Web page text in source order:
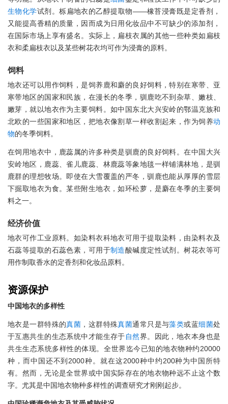
生物化学试剂。栎扁地衣的乙醇提取物——橡苔浸膏既是定香剂，
又能提高香精的质量，因而成为日用化妆品中不可缺少的添加剂，
在国际市场上享有盛名。实际上，扁枝衣属的其他一些种类如扁枝
衣和柔扁枝衣以及某些树花衣均可作为浸膏的原料。
饲料
地衣还可以用作饲料，是饲养鹿和麝的良好饲料，特别在寒带、亚
寒带地区的国家和民族，在漫长的冬季，驯鹿吃不到杂草、嫩枝、
嫩芽，就以地衣作为主要饲料。如中国东北大兴安岭的鄂温克族和
北欧的一些国家和地区，把地衣像割草一样收割起来，作为饲养动
物的冬季饲料。
在饲用地衣中，鹿蕊属的许多种类是驯鹿的良好饲料。在中国大兴
安岭地区，鹿蕊、雀儿鹿蕊、林鹿蕊等象地毯一样铺满林地，是驯
鹿群的理想牧场。即使在大雪覆盖的严冬，驯鹿也能从厚厚的雪层
下掘取地衣为食。某些附生地衣，如环松萝，是麝在冬季的主要饲
料之一。
经济价值
地衣可作工业原料。如染料衣科地衣可用于提取染料，由染料衣及
石蕊等提取的石蕊色素，可用于制造酸碱度定性试剂。树花衣等可
用作制取香水的定香剂和化妆品原料。
资源保护
中国地衣的多样性
地衣是一群特殊的真菌 ，这群特殊真菌通常只是与藻类或蓝细菌处
于互惠共生的生态系统中才能生存于自然界。因此，地衣本身也是
共生生态系统多样性的体现。全世界迄今已知的地衣物种约20000
种，而中国还不到2000种。就在这2000种中约200种为中国所特
有。然而，无论是全世界或中国实际存在的地衣物种远不止这个数
字。尤其是中国地衣物种多样性的调查研究才刚刚起步。